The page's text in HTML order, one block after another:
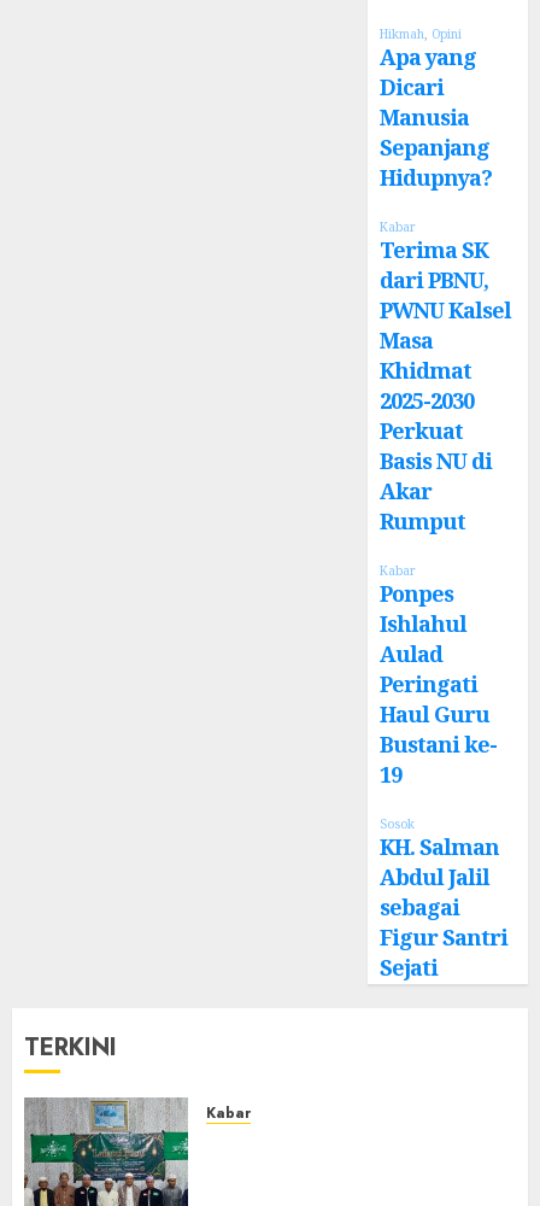
Hikmah, Opini
Apa yang
Dicari
Manusia
Sepanjang
Hidupnya?
Kabar
Terima SK
dari PBNU,
PWNU Kalsel
Masa
Khidmat
2025-2030
Perkuat
Basis NU di
Akar
Rumput
Kabar
Ponpes
Ishlahul
Aulad
Peringati
Haul Guru
Bustani ke-
19
Sosok
KH. Salman
Abdul Jalil
sebagai
Figur Santri
Sejati
TERKINI
Kabar